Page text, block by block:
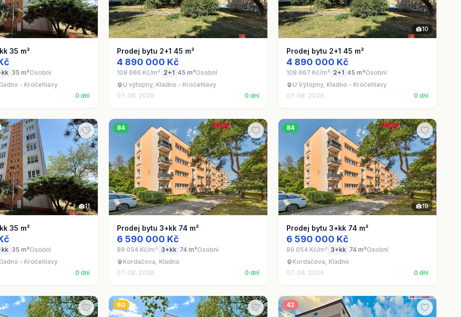
35 m²
35 m²Osobní
- Kročehlavy
0 dní
Prodej bytu 2+1 45 m²
4 890 000 Kč
108 666 Kč/m² 2+1 45 m²Osobní
U výtopny, Kladno - Kročehlavy
07. 08. 2026
0 dní
10
Prodej bytu 2+1 45 m²
4 890 000 Kč
108 667 Kč/m² 2+1 45 m²Osobní
U Výtopny, Kladno - Kročehlavy
07. 08. 2026
0 dní
11
35 m²
35 m²Osobní
- Kročehlavy
0 dní
84
Prodej bytu 3+kk 74 m²
6 590 000 Kč
89 054 Kč/m² 3+kk 74 m²Osobní
Kordačova, Kladno
07. 08. 2026
0 dní
84
19
Prodej bytu 3+kk 74 m²
6 590 000 Kč
89 054 Kč/m² 3+kk 74 m²Osobní
Kordačova, Kladno
07. 08. 2026
0 dní
60 42